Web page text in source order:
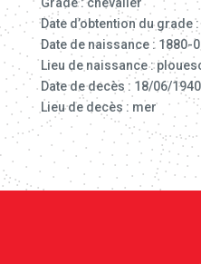
Date d’obtention du grade
Date de naissance : 1880-
Lieu de naissance :
Date de decès : 18/06/1940
Lieu de decès : mer